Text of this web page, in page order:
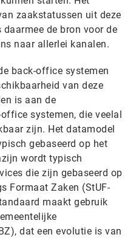
zaakstatussen uit deze
de bron voor de
naar allerlei kanalen.
back-office systemen
van deze
is aan de
systemen, die veelal
zijn. Het datamodel
gebaseerd op het
wordt typisch
die zijn gebaseerd op
Formaat Zaken (StUF-
maakt gebruik
dat een evolutie is van